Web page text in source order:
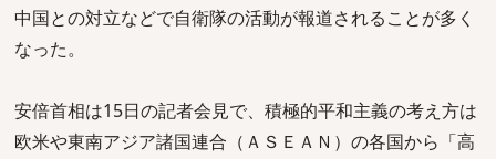
中国との対立などで自衛隊の活動が報道されることが多く
なった。
安倍首相は15日の記者会見で、積極的平和主義の考え方は
欧米や東南アジア諸国連合（ＡＳＥＡＮ）の各国から「高